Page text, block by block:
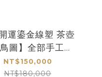
運鎏金線塑 茶壺
鳥圖】全部手工製
作
NT$150,000
NT$180,000